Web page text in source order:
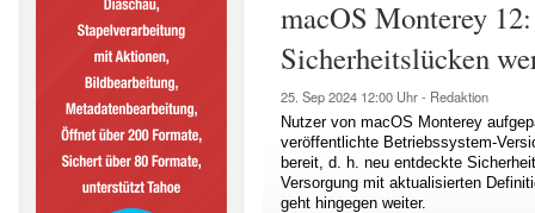
macOS Monterey
Sicherheitslücken
25. Sep 2024 12:00 Uhr - Redaktion
Nutzer von macOS Monterey
veröffentlichte Betriebssystem-
bereit, d. h. neu entdeckte
Versorgung mit aktualisierten
geht hingegen weiter.